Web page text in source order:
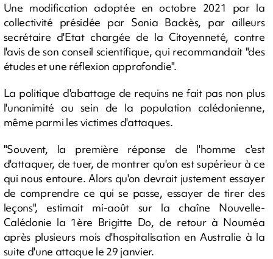
Une modification adoptée en octobre 2021 par la
collectivité présidée par Sonia Backès, par ailleurs
secrétaire d'Etat chargée de la Citoyenneté, contre
l'avis de son conseil scientifique, qui recommandait "des
études et une réflexion approfondie".
La politique d'abattage de requins ne fait pas non plus
l'unanimité au sein de la population calédonienne,
même parmi les victimes d'attaques.
"Souvent, la première réponse de l'homme c'est
d'attaquer, de tuer, de montrer qu'on est supérieur à ce
qui nous entoure. Alors qu'on devrait justement essayer
de comprendre ce qui se passe, essayer de tirer des
leçons", estimait mi-août sur la chaîne Nouvelle-
Calédonie la 1ère Brigitte Do, de retour à Nouméa
après plusieurs mois d'hospitalisation en Australie à la
suite d'une attaque le 29 janvier.